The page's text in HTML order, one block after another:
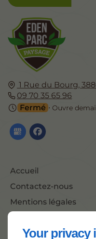
Your privacy
1 Rue du Bourg,
09 70 35 65 96
Fermé ⋅ Ouvre
Accueil
Contactez-nous
Mentions légales